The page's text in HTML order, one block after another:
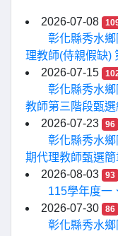
2026-07-08
彰化縣秀水
理教師(侍親假缺)
2026-07-15
彰化縣秀水
教師第三階段甄選
2026-07-23
96
彰化縣秀水
期代理教師甄選簡
2026-08-03
93
115學年度一
2026-07-30
86
彰化縣秀水